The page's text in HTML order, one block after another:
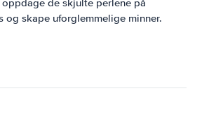
de skjulte perlene på
skape uforglemmelige minner.